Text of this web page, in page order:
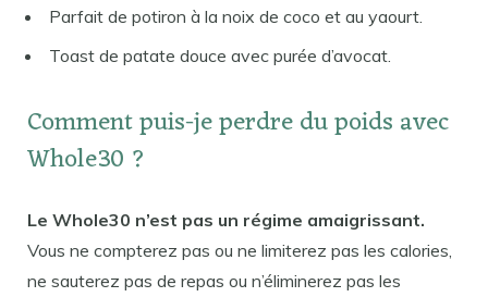
Parfait de potiron à la noix de coco et au yaourt.
Toast de patate douce avec purée d’avocat.
Comment puis-je perdre du poids avec
Whole30 ?
Le Whole30 n’est pas un régime amaigrissant.
Vous ne compterez pas ou ne limiterez pas les calories,
ne sauterez pas de repas ou n’éliminerez pas les